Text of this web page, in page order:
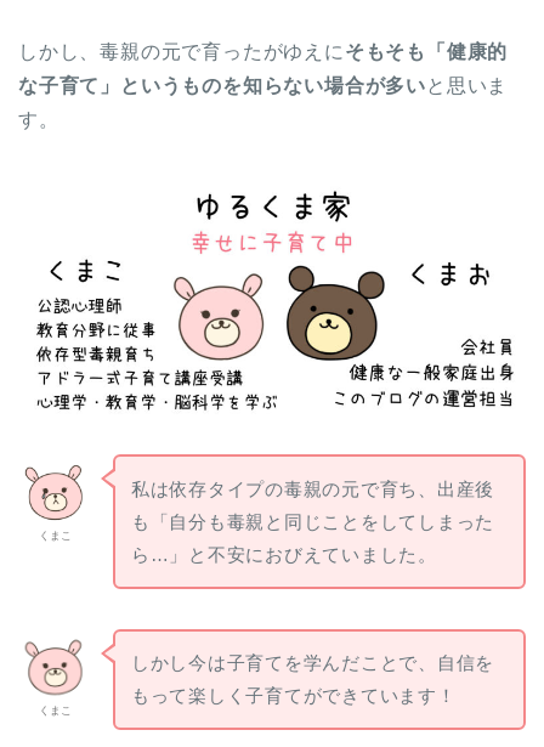
しかし、毒親の元で育ったがゆえに そもそも「健康的
な子育て」というものを知らない場合が多い と思いま
す。
くまこ
私は依存タイプの毒親の元で育ち、出産後
も「自分も毒親と同じことをしてしまった
ら…」と不安におびえていました。
くまこ
しかし今は子育てを学んだことで、自信を
もって楽しく子育てができています！